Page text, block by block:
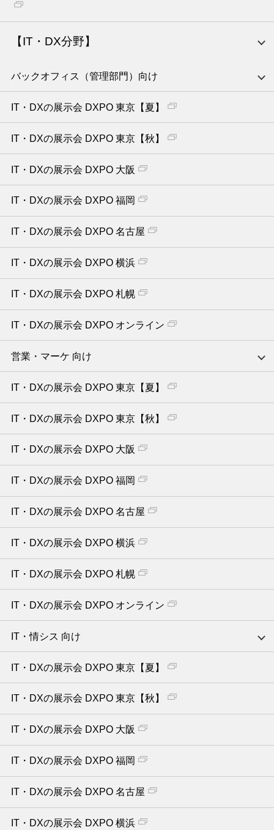
【IT・DX分野】
バックオフィス（管理部門）向け
IT・DXの展示会 DXPO 東京【夏】
IT・DXの展示会 DXPO 東京【秋】
IT・DXの展示会 DXPO 大阪
IT・DXの展示会 DXPO 福岡
IT・DXの展示会 DXPO 名古屋
IT・DXの展示会 DXPO 横浜
IT・DXの展示会 DXPO 札幌
IT・DXの展示会 DXPO オンライン
営業・マーケ 向け
IT・DXの展示会 DXPO 東京【夏】
IT・DXの展示会 DXPO 東京【秋】
IT・DXの展示会 DXPO 大阪
IT・DXの展示会 DXPO 福岡
IT・DXの展示会 DXPO 名古屋
IT・DXの展示会 DXPO 横浜
IT・DXの展示会 DXPO 札幌
IT・DXの展示会 DXPO オンライン
IT・情シス 向け
IT・DXの展示会 DXPO 東京【夏】
IT・DXの展示会 DXPO 東京【秋】
IT・DXの展示会 DXPO 大阪
IT・DXの展示会 DXPO 福岡
IT・DXの展示会 DXPO 名古屋
IT・DXの展示会 DXPO 横浜